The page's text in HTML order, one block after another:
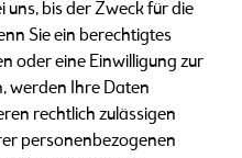
bis der Zweck für die
Sie ein berechtigtes
oder eine Einwilligung zur
werden Ihre Daten
rechtlich zulässigen
personenbezogenen